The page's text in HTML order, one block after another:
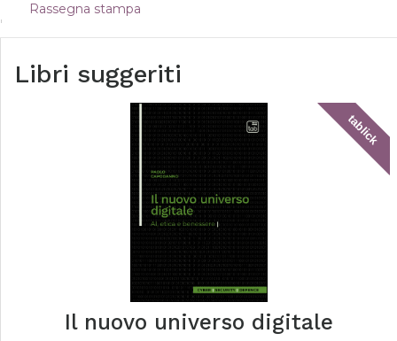
Rassegna stampa
Libri suggeriti
tablick
Il nuovo universo digitale